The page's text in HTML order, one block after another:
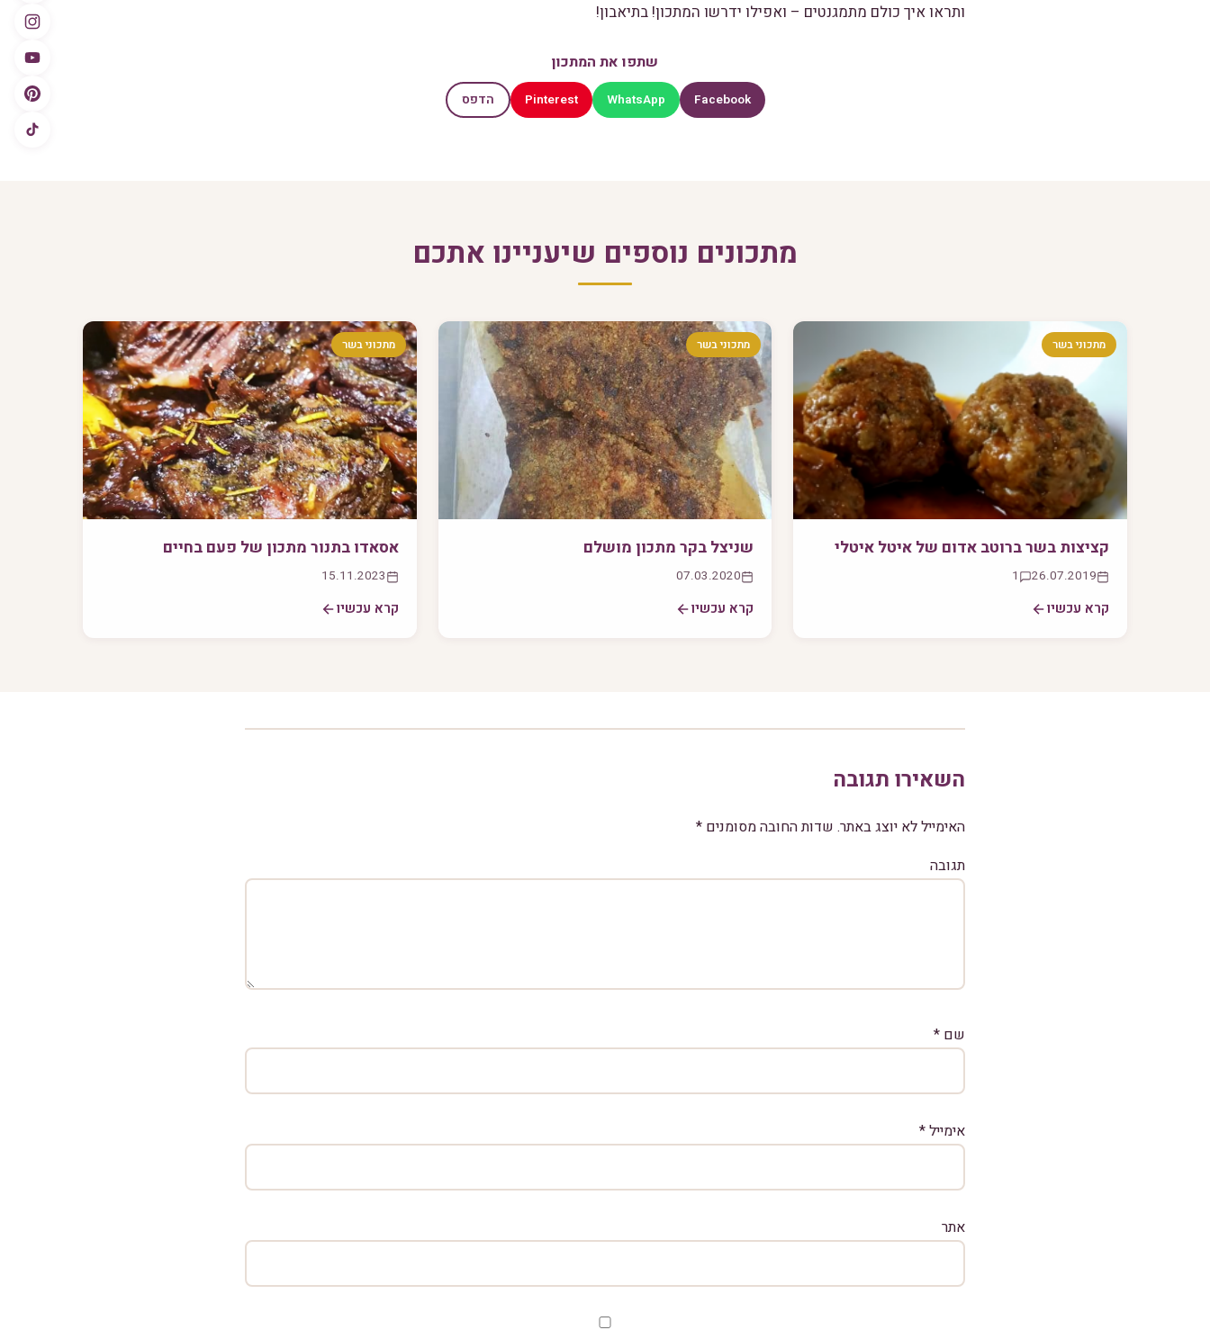
ותראו איך כולם מתמגנטים – ואפילו ידרשו המתכון! בתיאבון!
שתפו את המתכון
Facebook
WhatsApp
Pinterest הדפס
מתכונים נוספים שיעניינו אתכם
מתכוני בשר
קציצות בשר ברוטב אדום של איטל איטלי
26.07.2019
1
קרא עכשיו
מתכוני בשר
שניצל בקר מתכון מושלם
07.03.2020
קרא עכשיו
מתכוני בשר
אסאדו בתנור מתכון של פעם בחיים
15.11.2023
קרא עכשיו
השאירו תגובה
האימייל לא יוצג באתר. שדות החובה מסומנים *
תגובה
שם *
אימייל*
אתר